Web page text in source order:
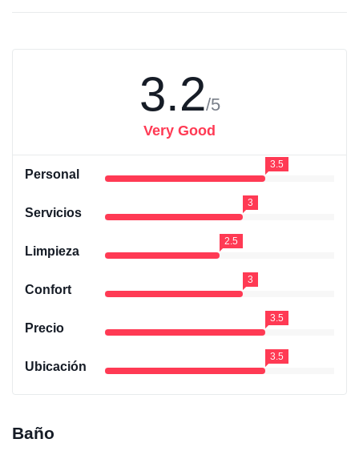
3.2/5
Very Good
Personal
3.5
Servicios
3
Limpieza
2.5
Confort
3
Precio
3.5
Ubicación
3.5
Baño